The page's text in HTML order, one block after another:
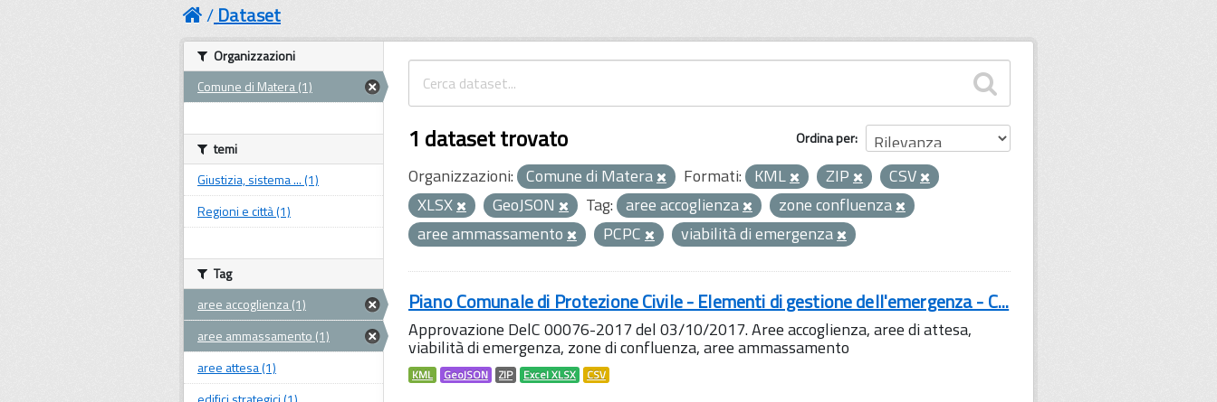
Dataset
Ordina per
1 dataset trovato
Organizzazioni: Comune di Matera Formati: KML ZIP
CSV
XLSX
GeoJSON Tag: aree accoglienza
zone confluenza
aree ammassamento
PCPC viabilità di emergenza
Piano Comunale di Protezione Civile - Elementi di gestione dell'emergenza - C...
Approvazione DelC 00076-2017 del 03/10/2017. Aree accoglienza, aree di attesa,
viabilità di emergenza, zone di confluenza, aree ammassamento
KML GeoJSON ZIP Excel XLSX CSV
Organizzazioni
Comune di Matera (1)
temi
Giustizia, sistema ... (1)
Regioni e città (1)
Tag
aree accoglienza (1)
aree ammassamento (1)
aree attesa (1)